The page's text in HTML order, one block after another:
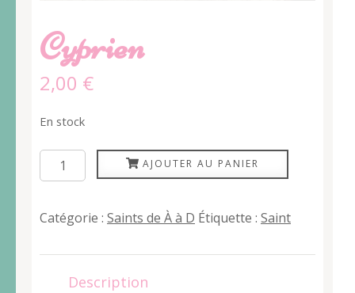
Cyprien
2,00 €
En stock
quantité
de
AJOUTER AU PANIER
Catégorie : Saints de À à D Étiquette : Saint
Description